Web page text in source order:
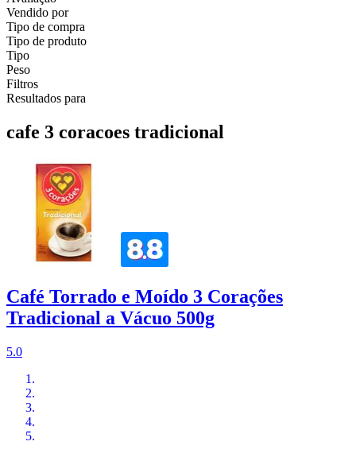
Vendido por
Tipo de compra
Tipo de produto
Tipo
Peso
Filtros
Resultados para
cafe 3 coracoes tradicional
Café Torrado e Moído 3 Corações
Tradicional a Vácuo 500g
5.0